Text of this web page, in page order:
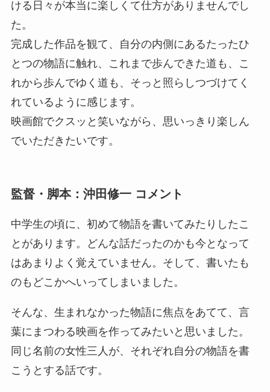
ける日々が本当に楽しくて仕方がありませんでし
た。
完成した作品を観て、自分の内側にあるたったひ
とつの物語に触れ、これまで歩んできた道も、こ
れから歩んでゆく道も、そっと照らしつづけてく
れているように感じます。
映画館でクスッと笑いながら、思いっきり楽しん
でいただきたいです。
監督・脚本：沖田修一 コメント
中学生の頃に、初めて物語を書いてみたりしたこ
とがあります。どんな話だったのかも今となって
はあまりよく覚えていません。そして、書いたも
のもどこかへいってしまいました。
そんな、生まれなかった物語に焦点をあてて、言
葉にまつわる映画を作ってみたいと思いました。
同じ名前の女性三人が、それぞれ自分の物語を書
こうとする話です。